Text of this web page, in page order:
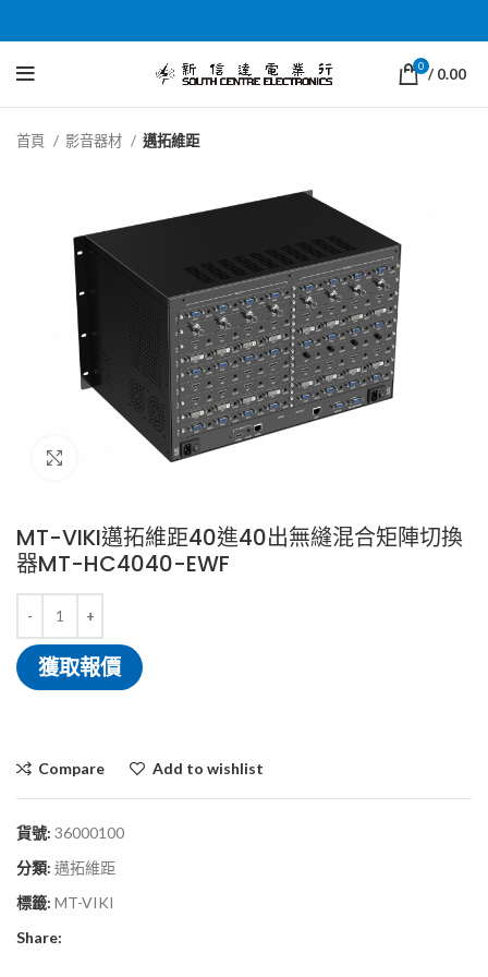
0 / 0.00
首頁 影音器材 邁拓維距
Click to enlarge
MT-VIKI邁拓維距40進40出無縫混合矩陣切換
器MT-HC4040-EWF
獲取報價
Compare Add to wishlist
貨號: 36000100
分類: 邁拓維距
標籤: MT-VIKI
Share: